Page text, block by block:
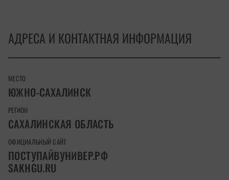
АДРЕСА И КОНТАКТНАЯ ИНФОРМАЦИЯ
МЕСТО
ЮЖНО-САХАЛИНСК
РЕГИОН
САХАЛИНСКАЯ ОБЛАСТЬ
ОФИЦИАЛЬНЫЙ САЙТ
ПОСТУПАЙВУНИВЕР.РФ
SAKHGU.RU